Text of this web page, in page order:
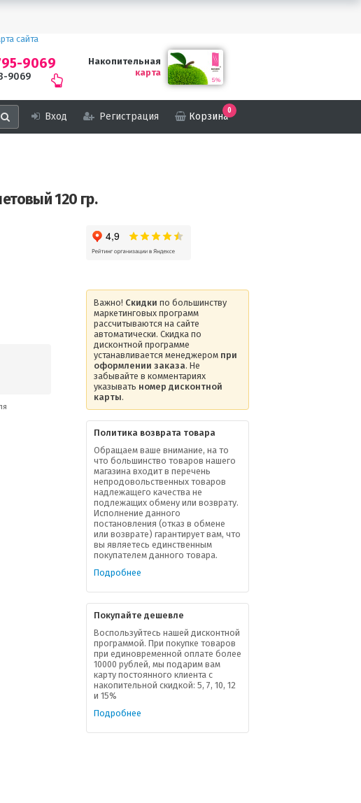
сайта
9069
9069
Накопительная
карта
Вход Регистрация Корзина
0
120 гр.
Важно! Скидки по большинству
маркетинговых программ
рассчитываются на сайте
автоматически. Скидка по
дисконтной программе
устанавливается менеджером при
оформлении заказа. Не
забывайте в комментариях
указывать номер дисконтной
карты.
Политика возврата товара
Обращаем ваше внимание, на то
что большинство товаров нашего
магазина входит в перечень
непродовольственных товаров
надлежащего качества не
подлежащих обмену или возврату.
Исполнение данного
постановления (отказ в обмене
или возврате) гарантирует вам, что
вы являетесь единственным
покупателем данного товара.
Подробнее
Покупайте дешевле
Воспользуйтесь нашей дисконтной
программой. При покупке товаров
при единовременной оплате более
10000 рублей, мы подарим вам
карту постоянного клиента с
накопительной скидкой: 5, 7, 10, 12
и 15%
Подробнее